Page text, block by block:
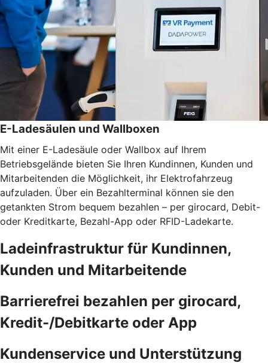
E-Ladesäulen und Wallboxen
Mit einer E-Ladesäule oder Wallbox auf Ihrem
Betriebsgelände bieten Sie Ihren Kundinnen, Kunden und
Mitarbeitenden die Möglichkeit, ihr Elektrofahrzeug
aufzuladen. Über ein Bezahlterminal können sie den
getankten Strom bequem bezahlen – per girocard, Debit-
oder Kreditkarte, Bezahl-App oder RFID-Ladekarte.
Ladeinfrastruktur für Kundinnen,
Kunden und Mitarbeitende
Barrierefrei bezahlen per girocard,
Kredit-/Debitkarte oder App
Kundenservice und Unterstützung